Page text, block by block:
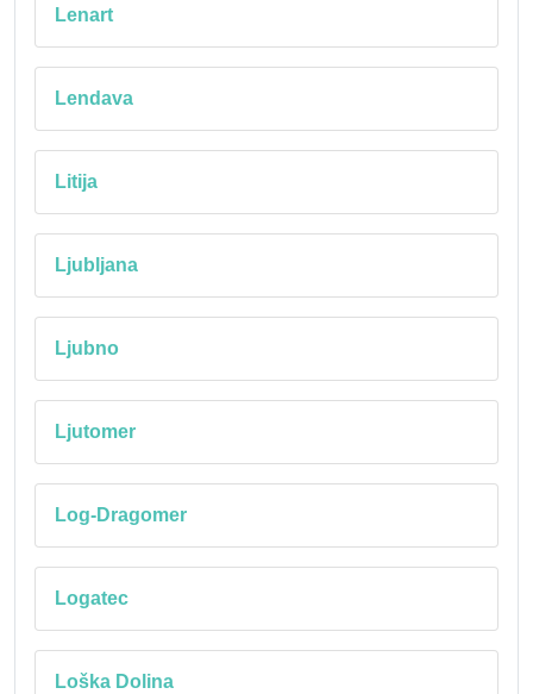
Lenart
Lendava
Litija
Ljubljana
Ljubno
Ljutomer
Log-Dragomer
Logatec
Loška Dolina